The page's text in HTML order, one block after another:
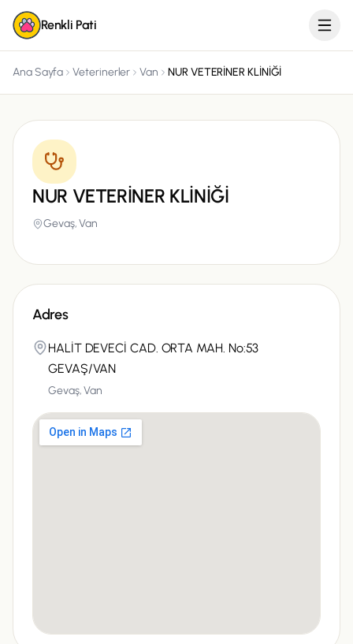
Renkli Pati
Ana Sayfa Veterinerler Van NUR VETERİNER KLİNİĞİ
NUR VETERİNER KLİNİĞİ
Gevaş,Van
Adres
HALİT DEVECİ CAD. ORTA MAH. No:53
GEVAŞ/VAN
Gevaş,Van